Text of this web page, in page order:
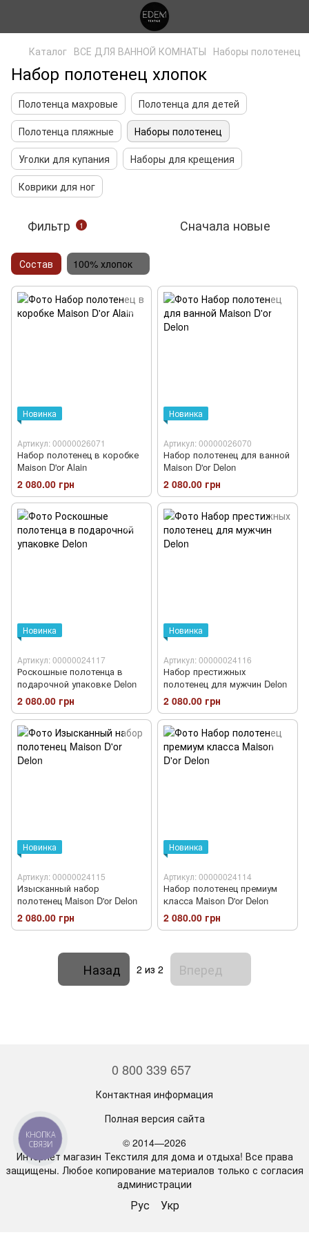
Каталог ВСЕ ДЛЯ ВАННОЙ КОМНАТЫ Наборы полотенец
Набор полотенец хлопок
Полотенца махровые
Полотенца для детей
Полотенца пляжные
Наборы полотенец
Уголки для купания
Наборы для крещения
Коврики для ног
Фильтр 1 Сначала новые
Состав 100% хлопок
Новинка
Артикул: 00000026071
Набор полотенец в коробке
Maison D'or Alain
2 080.00 грн
Новинка
Артикул: 00000026070
Набор полотенец для ванной
Maison D'or Delon
2 080.00 грн
Новинка
Артикул: 00000024117
Роскошные полотенца в
подарочной упаковке Delon
2 080.00 грн
Новинка
Артикул: 00000024116
Набор престижных
полотенец для мужчин Delon
2 080.00 грн
Новинка
Артикул: 00000024115
Изысканный набор
полотенец Maison D'or Delon
2 080.00 грн
Новинка
Артикул: 00000024114
Набор полотенец премиум
класса Maison D'or Delon
2 080.00 грн
Назад 2 из 2 Вперед
0 800 339 657
Контактная информация
Полная версия сайта
© 2014—2026
Интернет магазин Текстиля для дома и отдыха! Все права
защищены. Любое копирование материалов только с согласия
администрации
Рус Укр
КНОПКА
СВЯЗИ